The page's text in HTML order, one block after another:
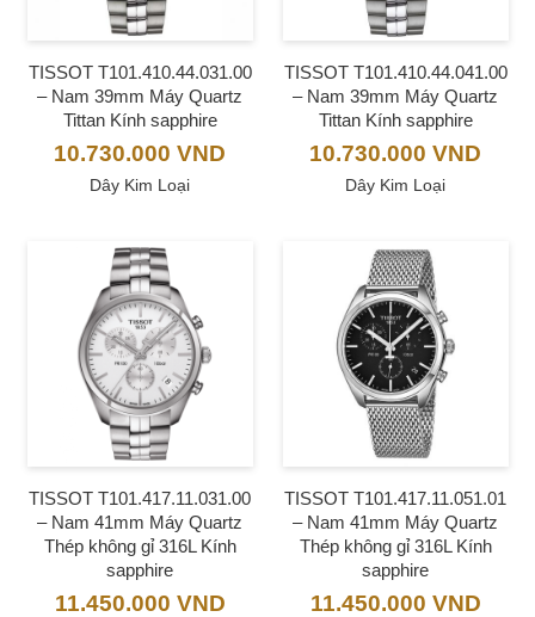
TISSOT T101.410.44.031.00
– Nam 39mm Máy Quartz
Tittan Kính sapphire
10.730.000 VND
Dây Kim Loại
TISSOT T101.410.44.041.00
– Nam 39mm Máy Quartz
Tittan Kính sapphire
10.730.000 VND
Dây Kim Loại
TISSOT T101.417.11.031.00
– Nam 41mm Máy Quartz
Thép không gỉ 316L Kính
sapphire
11.450.000 VND
TISSOT T101.417.11.051.01
– Nam 41mm Máy Quartz
Thép không gỉ 316L Kính
sapphire
11.450.000 VND